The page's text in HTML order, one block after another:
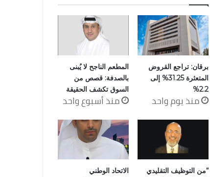
برقان: تراجع القروض
المتعثرة 31.25% إلى
2.2%
منذ يوم واحد
المطعم الناجح لا يُبنى
بالصدفة: قصص من
السوق تكشف الحقيقة
منذ أسبوع واحد
“من التوظيف التقليدي
الاتحاد الوطني